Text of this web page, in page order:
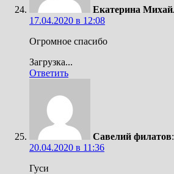
Екатерина
17.04.2020 в 12:08
Огромное спасибо
Загрузка...
Ответить
Савелий филатов:
20.04.2020 в 11:36
Гуси